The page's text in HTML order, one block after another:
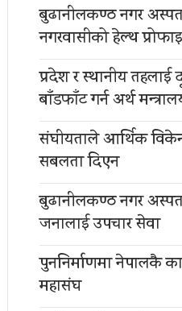
बुढानीलकण्ठ नगर
नगरवासीको हेल्थ
प्रदेश र स्थानीय तहलाई
बाँडफाँट गर्न अर्थ
संघीयताले आर्थिक
सबलता दिएन
बुढानीलकण्ठ नगर
जनालाई उपचार सेवा
पुननिर्माणमा नेपालकै
महासंघ